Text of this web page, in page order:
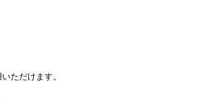
ただけます。